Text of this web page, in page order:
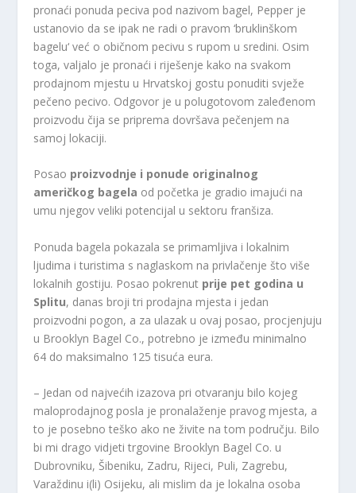
pronaći ponuda peciva pod nazivom bagel, Pepper je
ustanovio da se ipak ne radi o pravom ‘bruklinškom
bagelu‘ već o običnom pecivu s rupom u sredini. Osim
toga, valjalo je pronaći i riješenje kako na svakom
prodajnom mjestu u Hrvatskoj gostu ponuditi svježe
pečeno pecivo. Odgovor je u polugotovom zaleđenom
proizvodu čija se priprema dovršava pečenjem na
samoj lokaciji.
Posao proizvodnje i ponude originalnog
američkog bagela od početka je gradio imajući na
umu njegov veliki potencijal u sektoru franšiza.
Ponuda bagela pokazala se primamljiva i lokalnim
ljudima i turistima s naglaskom na privlačenje što više
lokalnih gostiju. Posao pokrenut prije pet godina u
Splitu, danas broji tri prodajna mjesta i jedan
proizvodni pogon, a za ulazak u ovaj posao, procjenjuju
u Brooklyn Bagel Co., potrebno je između minimalno
64 do maksimalno 125 tisuća eura.
– Jedan od najvećih izazova pri otvaranju bilo kojeg
maloprodajnog posla je pronalaženje pravog mjesta, a
to je posebno teško ako ne živite na tom području. Bilo
bi mi drago vidjeti trgovine Brooklyn Bagel Co. u
Dubrovniku, Šibeniku, Zadru, Rijeci, Puli, Zagrebu,
Varaždinu i(li) Osijeku, ali mislim da je lokalna osoba